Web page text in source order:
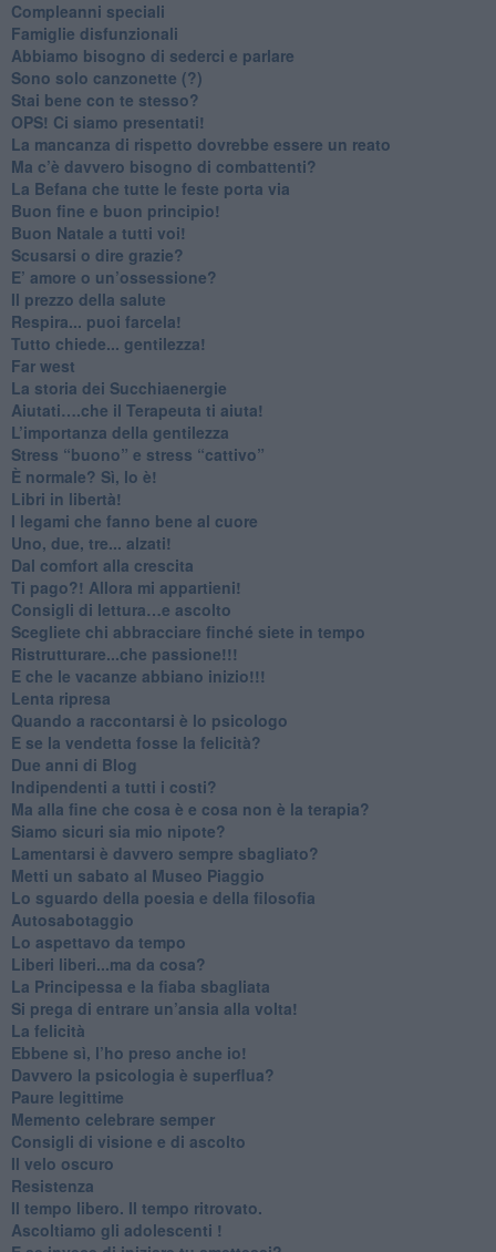
​Compleanni speciali
​Famiglie disfunzionali
​Abbiamo bisogno di sederci e parlare
Sono solo canzonette (?)
​Stai bene con te stesso?
​OPS! Ci siamo presentati!
​La mancanza di rispetto dovrebbe essere un reato
​Ma c’è davvero bisogno di combattenti?
​La Befana che tutte le feste porta via
Buon fine e buon principio!
​Buon Natale a tutti voi!
​Scusarsi o dire grazie?
​E’ amore o un’ossessione?
​Il prezzo della salute
​Respira... puoi farcela!
​Tutto chiede... gentilezza!
​Far west
​La storia dei Succhiaenergie
​Aiutati….che il Terapeuta ti aiuta!
​L’importanza della gentilezza
​Stress “buono” e stress “cattivo”
​È normale? Sì, lo è!
​Libri in libertà!
​I legami che fanno bene al cuore
Uno, due, tre... alzati!​
​Dal comfort alla crescita
​Ti pago?! Allora mi appartieni!​
​Consigli di lettura…e ascolto
​Scegliete chi abbracciare finché siete in tempo
​Ristrutturare...che passione!!!
​E che le vacanze abbiano inizio!!!
​Lenta ripresa
​Quando a raccontarsi è lo psicologo
​E se la vendetta fosse la felicità?
​Due anni di Blog
​Indipendenti a tutti i costi?
​Ma alla fine che cosa è e cosa non è la terapia?
​Siamo sicuri sia mio nipote?
​Lamentarsi è davvero sempre sbagliato?
​Metti un sabato al Museo Piaggio
​Lo sguardo della poesia e della filosofia
Autosabotaggio
​Lo aspettavo da tempo
​Liberi liberi...ma da cosa?
​La Principessa e la fiaba sbagliata
Si prega di entrare un’ansia alla volta!
​La felicità
​Ebbene sì, l’ho preso anche io!
​Davvero la psicologia è superflua?
Paure legittime
​Memento celebrare semper
​Consigli di visione e di ascolto
​Il velo oscuro
Resistenza
​Il tempo libero. Il tempo ritrovato.
Ascoltiamo gli adolescenti !